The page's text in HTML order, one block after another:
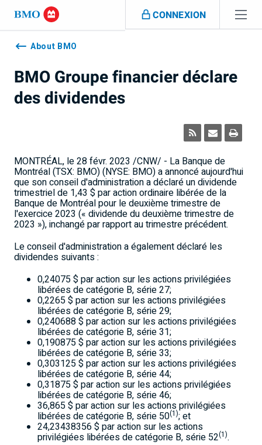
Sauter la navigation
CONNEXION
Navigation
skippedAbout BMO
BMO Groupe financier déclare
des dividendes
MONTRÉAL, le 28 févr. 2023 /CNW/ - La Banque de
Montréal (TSX: BMO) (NYSE: BMO) a annoncé aujourd'hui
que son conseil d'administration a déclaré un dividende
trimestriel de 1,43 $ par action ordinaire libérée de la
Banque de Montréal pour le deuxième trimestre de
l'exercice 2023 (« dividende du deuxième trimestre de
2023 »), inchangé par rapport au trimestre précédent.
Le conseil d'administration a également déclaré les
dividendes suivants :
0,24075 $ par action sur les actions privilégiées
libérées de catégorie B, série 27;
0,2265 $ par action sur les actions privilégiées
libérées de catégorie B, série 29;
0,240688 $ par action sur les actions privilégiées
libérées de catégorie B, série 31;
0,190875 $ par action sur les actions privilégiées
libérées de catégorie B, série 33;
0,303125 $ par action sur les actions privilégiées
libérées de catégorie B, série 44;
0,31875 $ par action sur les actions privilégiées
libérées de catégorie B, série 46;
36,865 $ par action sur les actions privilégiées
libérées de catégorie B, série 50(1); et
24,23438356 $ par action sur les actions
privilégiées libérées de catégorie B, série 52(1).